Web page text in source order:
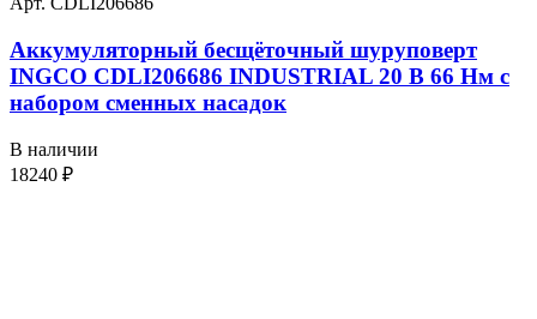
Аккумуляторный бесщёточный шуруповерт
INGCO CDLI206686 INDUSTRIAL 20 В 66 Нм с
набором сменных насадок
В наличии
18240 ₽